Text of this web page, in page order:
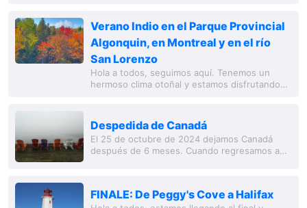
Aquí...
Verano Indio en el Parque Provincial
Algonquin, en Montreal y en el río
San Lorenzo
Hola a todos, seguimos aquí. Tenemos un
hermoso clima otoñal y estamos disfrutando
Nipissing,...
Despedida de Canadá
El 25 de octubre de 2024 dejamos Canadá
después de 6 meses. Cuando regresamos a
FINALE: De Peggy's Cove a Halifax